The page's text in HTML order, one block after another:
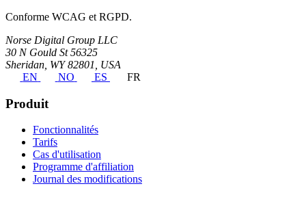
Conforme WCAG et RGPD.
Norse Digital Group LLC
30 N Gould St 56325
Sheridan, WY 82801, USA
EN
NO ES FR
Produit
Fonctionnalités
Tarifs
Cas d'utilisation
Programme d'affiliation
Journal des modifications